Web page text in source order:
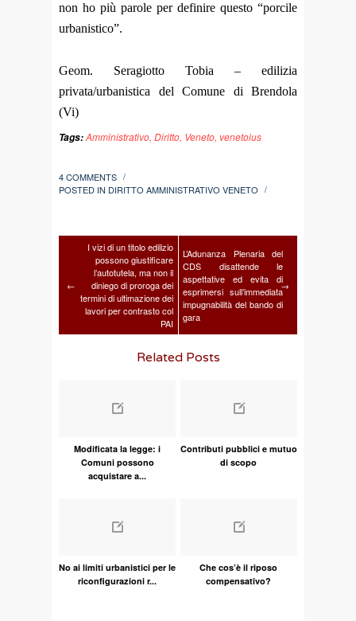
non ho più parole per definire questo “porcile
urbanistico”.
Geom. Seragiotto Tobia – edilizia
privata/urbanistica del Comune di Brendola
(Vi)
Tags:Amministrativo, Diritto, Veneto, venetoius
4 COMMENTS /
POSTED IN DIRITTO AMMINISTRATIVO VENETO /
←
I vizi di un titolo edilizio
possono giustificare
l’autotutela, ma non il
diniego di proroga dei
termini di ultimazione dei
lavori per contrasto col
PAI
L’Adunanza Plenaria del
CDS disattende le
aspettative ed evita di
esprimersi sull’immediata
impugnabilità del bando di
gara
→
Related Posts
Modificata la legge: i
Comuni possono
acquistare a...
Contributi pubblici e mutuo
di scopo
No ai limiti urbanistici per le
riconfigurazioni r...
Che cos’è il riposo
compensativo?